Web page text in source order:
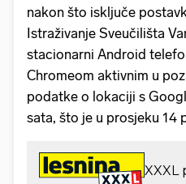
nakon što isključe
Istraživanje Sveučilišta
stacionarni Android
Chromeom aktivnim u
podatke o lokaciji s
sata, što je u prosjeku 14